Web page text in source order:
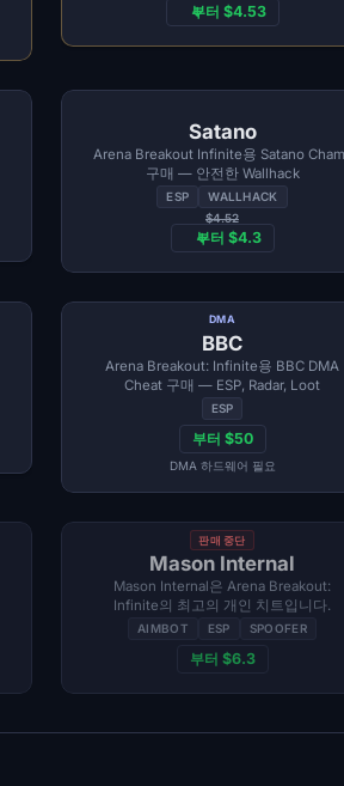
부터 $4.53
Satano
Arena Breakout Infinite용 Satano
구매 — 안전한 Wallhack
ESP
WALLHACK
$4.52
부터 $4.3
DMA
BBC
Arena Breakout: Infinite용 BBC DMA
Cheat 구매 — ESP, Radar, Loot
ESP
부터 $50
DMA 하드웨어 필요
판매 중단
Mason Internal
Mason Internal은 Arena Breakout:
Infinite의 최고의 개인 치트입니다.
AIMBOT ESP SPOOFER
부터 $6.3